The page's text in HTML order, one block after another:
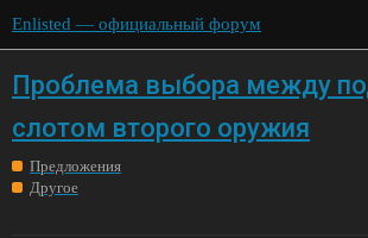
Enlisted — официальный форум
Проблема выбора между
слотом второго оружия
Предложения
Другое